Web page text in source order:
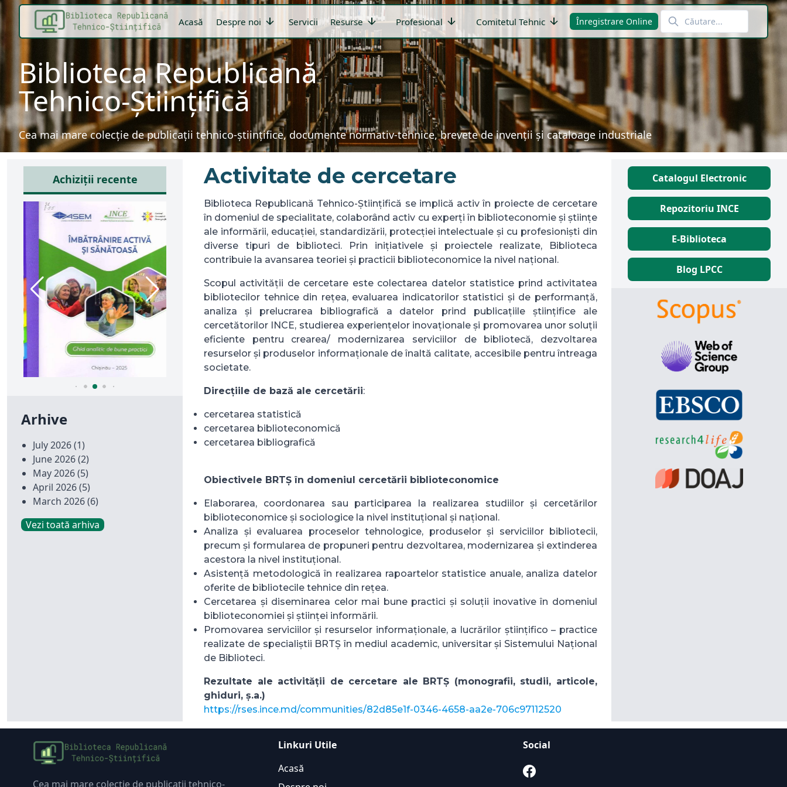
Acasă Despre noi arrow_downward Servicii Resurse arrow_downward Profesional arrow_downward Comitetul Tehnic arrow_downward Înregistrare Online
Biblioteca Republicană
Tehnico-Științifică
Cea mai mare colecție de publicații tehnico-științifice, documente normativ-tehnice, brevete de invenții și cataloage industriale
Achiziții recente
Arhive
July 2026(1)
June 2026(2)
May 2026(5)
April 2026(5)
March 2026(6)
Vezi toată arhiva
Activitate de cercetare
Biblioteca Republicană Tehnico-Științifică se implică activ în proiecte de cercetare
în domeniul de specialitate, colaborând activ cu experți în biblioteconomie și științe
ale informării, educației, standardizării, protecției intelectuale și cu profesioniști din
diverse tipuri de biblioteci. Prin inițiativele și proiectele realizate, Biblioteca
contribuie la avansarea teoriei și practicii biblioteconomice la nivel național.
Scopul activității de cercetare este colectarea datelor statistice prind activitatea
bibliotecilor tehnice din rețea, evaluarea indicatorilor statistici și de performanță,
analiza și prelucrarea bibliografică a datelor prind publicațiile științifice ale
cercetătorilor INCE, studierea experiențelor inovaționale și promovarea unor soluții
eficiente pentru crearea/ modernizarea serviciilor de bibliotecă, dezvoltarea
resurselor și produselor informaționale de înaltă calitate, accesibile pentru întreaga
societate.
Direcțiile de bază ale cercetării:
cercetarea statistică
cercetarea biblioteconomică
cercetarea bibliografică
Obiectivele BRTȘ în domeniul cercetării biblioteconomice
Elaborarea, coordonarea sau participarea la realizarea studiilor și cercetărilor
biblioteconomice și sociologice la nivel instituțional și național.
Analiza și evaluarea proceselor tehnologice, produselor și serviciilor bibliotecii,
precum și formularea de propuneri pentru dezvoltarea, modernizarea și extinderea
acestora la nivel instituțional.
Asistență metodologică în realizarea rapoartelor statistice anuale, analiza datelor
oferite de bibliotecile tehnice din rețea.
Cercetarea și diseminarea celor mai bune practici și soluții inovative în domeniul
biblioteconomiei și științei informării.
Promovarea serviciilor și resurselor informaționale, a lucrărilor științifico – practice
realizate de specialiștii BRTȘ în mediul academic, universitar și Sistemului Național
de Biblioteci.
Rezultate ale activității de cercetare ale BRTȘ (monografii, studii, articole,
ghiduri, ș.a.)
https://rses.ince.md/communities/82d85e1f-0346-4658-aa2e-706c97112520
Catalogul Electronic
Repozitoriu INCE
E-Biblioteca
Blog LPCC
Cea mai mare colecție de publicații tehnico-
Linkuri Utile
Acasă
Social